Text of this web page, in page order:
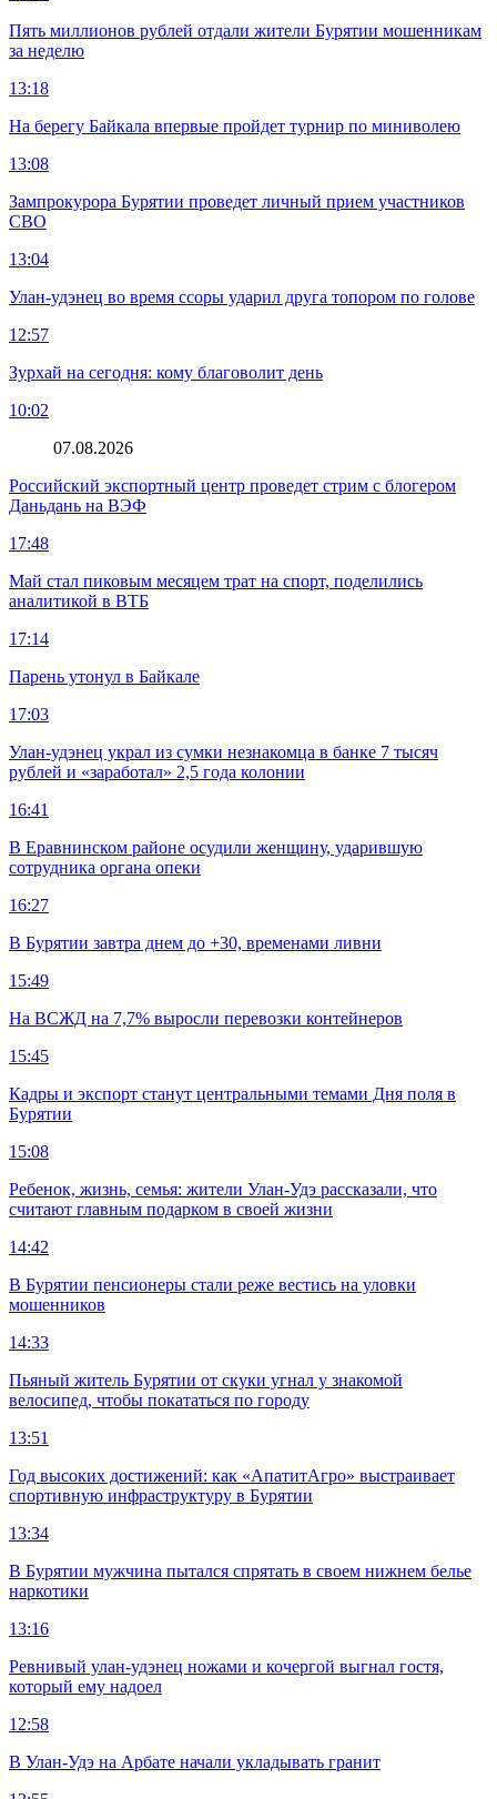
Пять миллионов рублей отдали жители Бурятии мошенникам
за неделю
13:18
На берегу Байкала впервые пройдет турнир по миниволею
13:08
Зампрокурора Бурятии проведет личный прием участников
СВО
13:04
Улан-удэнец во время ссоры ударил друга топором по голове
12:57
Зурхай на сегодня: кому благоволит день
10:02
07.08.2026
Российский экспортный центр проведет стрим с блогером
Даньдань на ВЭФ
17:48
Май стал пиковым месяцем трат на спорт, поделились
аналитикой в ВТБ
17:14
Парень утонул в Байкале
17:03
Улан-удэнец украл из сумки незнакомца в банке 7 тысяч
рублей и «заработал» 2,5 года колонии
16:41
В Еравнинском районе осудили женщину, ударившую
сотрудника органа опеки
16:27
В Бурятии завтра днем до +30, временами ливни
15:49
На ВСЖД на 7,7% выросли перевозки контейнеров
15:45
Кадры и экспорт станут центральными темами Дня поля в
Бурятии
15:08
Ребенок, жизнь, семья: жители Улан-Удэ рассказали, что
считают главным подарком в своей жизни
14:42
В Бурятии пенсионеры стали реже вестись на уловки
мошенников
14:33
Пьяный житель Бурятии от скуки угнал у знакомой
велосипед, чтобы покататься по городу
13:51
Год высоких достижений: как «АпатитАгро» выстраивает
спортивную инфраструктуру в Бурятии
13:34
В Бурятии мужчина пытался спрятать в своем нижнем белье
наркотики
13:16
Ревнивый улан-удэнец ножами и кочергой выгнал гостя,
который ему надоел
12:58
В Улан-Удэ на Арбате начали укладывать гранит